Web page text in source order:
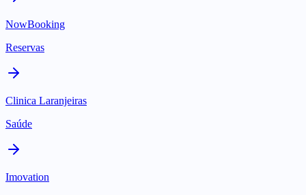
NowBooking
Reservas
Clinica Laranjeiras
Saúde
Imovation